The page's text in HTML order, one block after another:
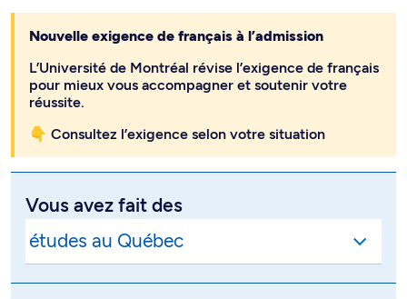
Nouvelle exigence de français à l’admission
L’Université de Montréal révise l’exigence de français
pour mieux vous accompagner et soutenir votre
réussite.
👇 Consultez l’exigence selon votre situation
Vous avez fait des